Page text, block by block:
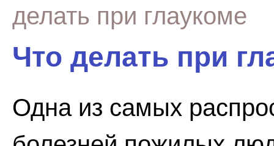
делать при глаукоме
Что делать при
Одна из самых